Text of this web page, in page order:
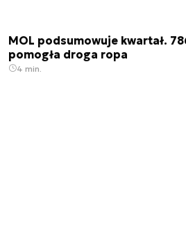
MOL podsumowuje kwartał.
pomogła droga ropa
4 min.